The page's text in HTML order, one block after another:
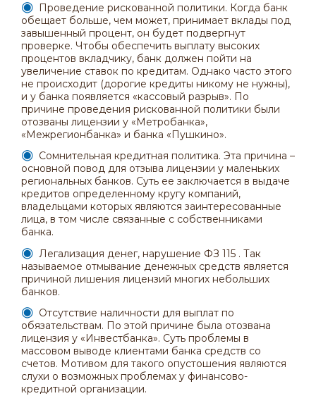
Проведение рискованной политики. Когда банк
обещает больше, чем может, принимает вклады под
завышенный процент, он будет подвергнут
проверке. Чтобы обеспечить выплату высоких
процентов вкладчику, банк должен пойти на
увеличение ставок по кредитам. Однако часто этого
не происходит (дорогие кредиты никому не нужны),
и у банка появляется «кассовый разрыв». По
причине проведения рискованной политики были
отозваны лицензии у «Метробанка»,
«Межрегионбанка» и банка «Пушкино».
Сомнительная кредитная политика. Эта причина –
основной повод для отзыва лицензии у маленьких
региональных банков. Суть ее заключается в выдаче
кредитов определенному кругу компаний,
владельцами которых являются заинтересованные
лица, в том числе связанные с собственниками
банка.
Легализация денег, нарушение ФЗ 115 . Так
называемое отмывание денежных средств является
причиной лишения лицензий многих небольших
банков.
Отсутствие наличности для выплат по
обязательствам. По этой причине была отозвана
лицензия у «Инвестбанка». Суть проблемы в
массовом выводе клиентами банка средств со
счетов. Мотивом для такого опустошения являются
слухи о возможных проблемах у финансово-
кредитной организации.